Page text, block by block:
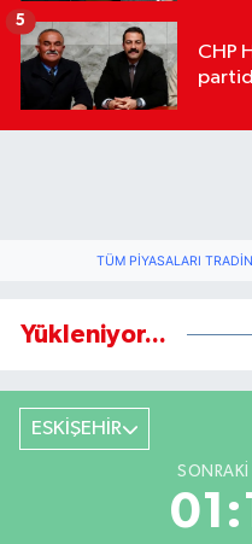
CHP
5
TÜM PIYASALARI
Yükleniyor...
ESKİŞEHİR
SONRAKI